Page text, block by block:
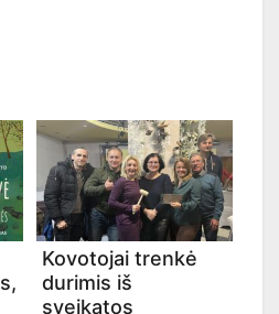
Kovotojai trenkė
durimis iš
sveikatos